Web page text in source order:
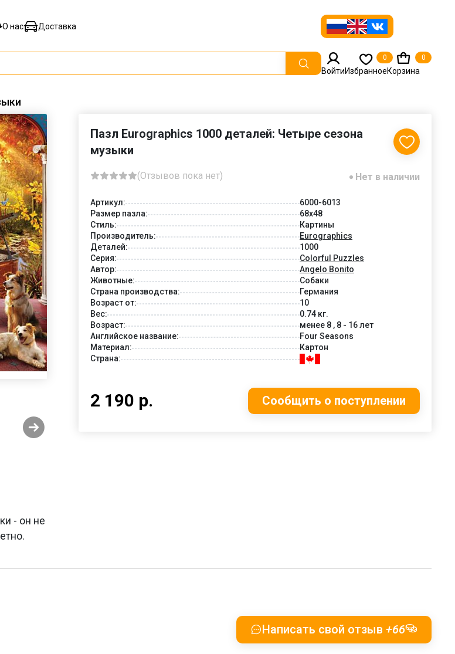
О нас Доставка
ВойтиИзбранное
0
Корзина
0
- он не
Пазл Eurographics 1000 деталей: Четыре сезона
музыки
(Отзывов пока нет) Нет в наличии
Артикул:
6000-6013
Размер пазла:
68x48
Стиль:
Картины
Производитель:
Eurographics
Деталей:
1000
Серия:
Colorful Puzzles
Автор:
Angelo Bonito
Животные:
Собаки
Страна производства:
Германия
Возраст от:
10
Вес:
0.74 кг.
Возраст:
менее 8 , 8 - 16 лет
Английское название:
Four Seasons
Материал:
Картон
Страна:
2 190 р. Сообщить о поступлении
Написать свой отзыв +66